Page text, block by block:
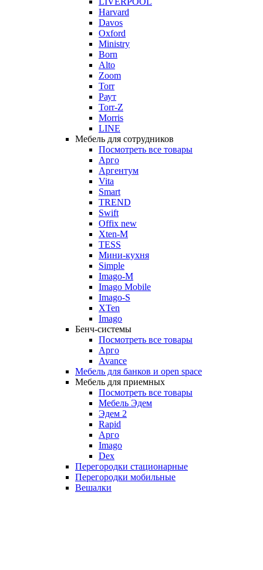
Harvard
Davos
Oxford
Ministry
Born
Alto
Zoom
Torr
Раут
Torr-Z
Morris
LINE
Мебель для сотрудников
Посмотреть все товары
Арго
Аргентум
Vita
Smart
TREND
Swift
Offix new
Xten-M
TESS
Мини-кухня
Simple
Imago-M
Imago Mobile
Imago-S
XTen
Imago
Бенч-системы
Посмотреть все товары
Арго
Avance
Мебель для банков и open space
Мебель для приемных
Посмотреть все товары
Мебель Эдем
Эдем 2
Rapid
Арго
Imago
Dex
Перегородки стационарные
Перегородки мобильные
Вешалки